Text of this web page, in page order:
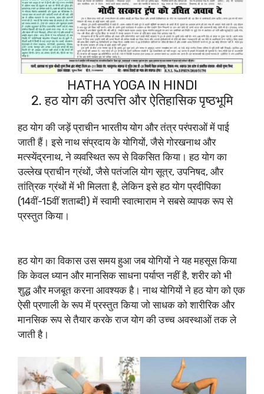
HATHA YOGA IN HINDI
2. हठ योग की उत्पत्ति और ऐतिहासिक पृष्ठभूमि
हठ योग की जड़ें प्राचीन भारतीय योग और तंत्र परंपराओं में पाई
जाती हैं। इसे नाथ संप्रदाय के योगियों, जैसे गोरखनाथ और
मत्स्येंद्रनाथ, ने व्यवस्थित रूप से विकसित किया। हठ योग का
उल्लेख प्राचीन ग्रंथों, जैसे पतंजलि योग सूत्र, उपनिषद, और
तांत्रिक ग्रंथों में भी मिलता है, लेकिन इसे हठ योग प्रदीपिका
(14वीं-15वीं शताब्दी) में स्वामी स्वात्माराम ने सबसे व्यापक रूप से
प्रस्तुत किया।
हठ योग का विकास उस समय हुआ जब योगियों ने यह महसूस किया
कि केवल ध्यान और मानसिक साधना पर्याप्त नहीं है, शरीर को भी
शुद्ध और मजबूत करना आवश्यक है। नाथ योगियों ने हठ योग को एक
ऐसी प्रणाली के रूप में प्रस्तुत किया जो साधक को शारीरिक और
मानसिक रूप से तैयार करके राज योग की उच्च अवस्थाओं तक ले
जाती है।